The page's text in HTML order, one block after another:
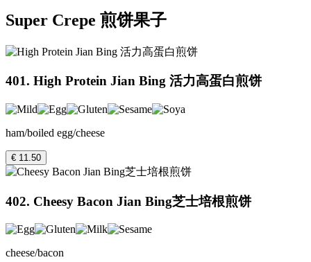
Super Crepe 煎饼果子
401. High Protein Jian Bing 活力高蛋白煎饼
ham/boiled egg/cheese
€ 11.50
402. Cheesy Bacon Jian Bing芝士培根煎饼
cheese/bacon